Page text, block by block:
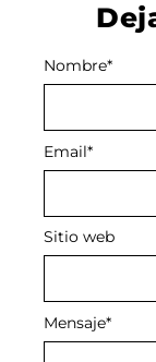
Mensaje*
Nombre*
Email*
Sitio web
Alternative: